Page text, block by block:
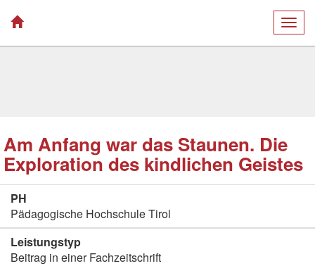
Am Anfang war das Staunen. Die
Exploration des kindlichen Geistes
PH
Pädagogische Hochschule Tirol
Leistungstyp
Beitrag in einer Fachzeitschrift